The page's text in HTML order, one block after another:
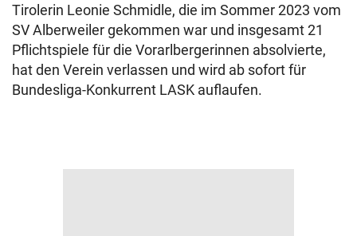
Tirolerin Leonie Schmidle, die im Sommer 2023 vom
SV Alberweiler gekommen war und insgesamt 21
Pflichtspiele für die Vorarlbergerinnen absolvierte,
hat den Verein verlassen und wird ab sofort für
Bundesliga-Konkurrent LASK auflaufen.